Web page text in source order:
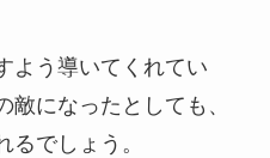
よう導いてくれてい
になったとしても、
でしょう。